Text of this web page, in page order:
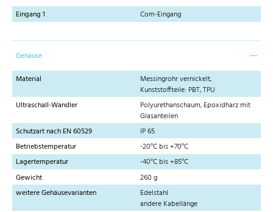
Eingang 1
Com-Eingang
Gehäuse
Material
Messingrohr vernickelt,
Kunststoffteile: PBT, TPU
Ultraschall-Wandler
Polyurethanschaum, Epoxidharz mit
Glasanteilen
Schutzart nach EN 60529
IP 65
Betriebstemperatur
-20°C bis +70°C
Lagertemperatur
-40°C bis +85°C
Gewicht
260 g
weitere Gehäusevarianten
Edelstahl
andere Kabellänge